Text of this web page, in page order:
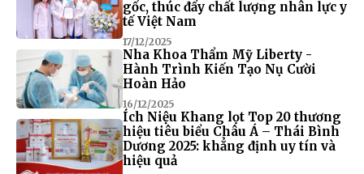
gốc, thúc đẩy chất lượng nhân lực y
tế Việt Nam
17/12/2025
Nha Khoa Thẩm Mỹ Liberty -
Hành Trình Kiến Tạo Nụ Cười
Hoàn Hảo
16/12/2025
Ích Niệu Khang lọt Top 20 thương
hiệu tiêu biểu Châu Á – Thái Bình
Dương 2025: khẳng định uy tín và
hiệu quả